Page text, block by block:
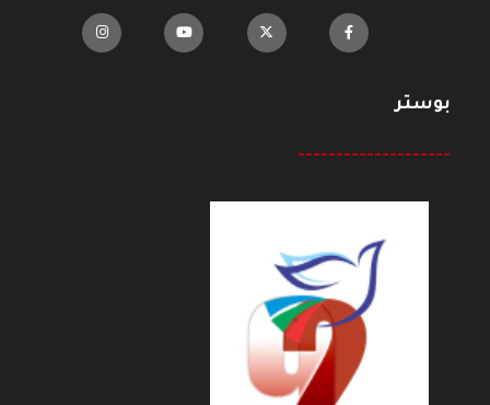
بوستر
--------------------